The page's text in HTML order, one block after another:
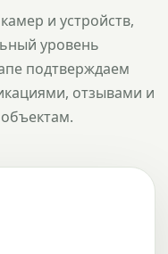
и устройств,
уровень
подтверждаем
отзывами и